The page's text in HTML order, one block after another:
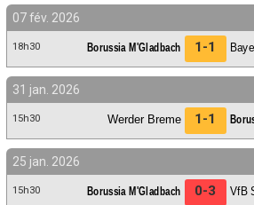
07 fév. 2026
18h30 Borussia M'Gladbach 1-1
31 jan. 2026
15h30 Werder Breme 1-1
25 jan. 2026
15h30 Borussia M'Gladbach 0-3 VfB